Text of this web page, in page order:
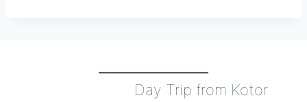
Day Trip from Kotor